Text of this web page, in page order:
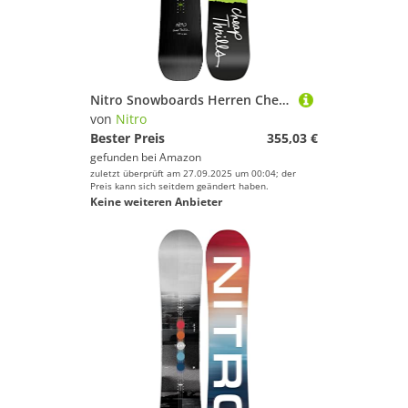
Nitro Snowboards Herren Cheap TRILLS Wide ´23, Freestyleboard, Twin, Flat-Out Rocker, Urban, Wide, für große Füße
von Nitro
Bester Preis
355,03 €
gefunden bei Amazon
zuletzt überprüft am 27.09.2025 um 00:04; der
Preis kann sich seitdem geändert haben.
Keine weiteren Anbieter